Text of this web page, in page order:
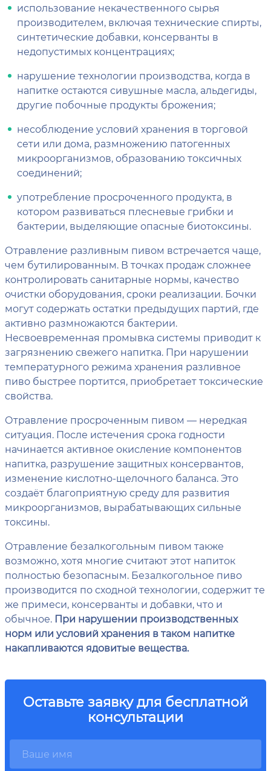
использование некачественного сырья
производителем, включая технические спирты,
синтетические добавки, консерванты в
недопустимых концентрациях;
нарушение технологии производства, когда в
напитке остаются сивушные масла, альдегиды,
другие побочные продукты брожения;
несоблюдение условий хранения в торговой
сети или дома, размножению патогенных
микроорганизмов, образованию токсичных
соединений;
употребление просроченного продукта, в
котором развиваться плесневые грибки и
бактерии, выделяющие опасные биотоксины.
Отравление разливным пивом встречается чаще,
чем бутилированным. В точках продаж сложнее
контролировать санитарные нормы, качество
очистки оборудования, сроки реализации. Бочки
могут содержать остатки предыдущих партий, где
активно размножаются бактерии.
Несвоевременная промывка системы приводит к
загрязнению свежего напитка. При нарушении
температурного режима хранения разливное
пиво быстрее портится, приобретает токсические
свойства.
Отравление просроченным пивом — нередкая
ситуация. После истечения срока годности
начинается активное окисление компонентов
напитка, разрушение защитных консервантов,
изменение кислотно-щелочного баланса. Это
создаёт благоприятную среду для развития
микроорганизмов, вырабатывающих сильные
токсины.
Отравление безалкогольным пивом также
возможно, хотя многие считают этот напиток
полностью безопасным. Безалкогольное пиво
производится по сходной технологии, содержит те
же примеси, консерванты и добавки, что и
обычное. При нарушении производственных
норм или условий хранения в таком напитке
накапливаются ядовитые вещества.
Оставьте заявку для бесплатной
консультации